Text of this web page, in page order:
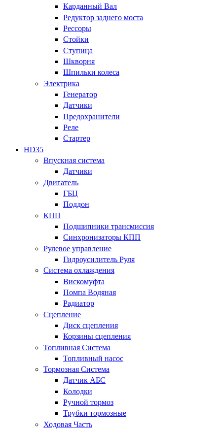
Карданный Вал
Редуктор заднего моста
Рессоры
Стойки
Ступица
Шкворня
Шпильки колеса
Электрика
Генератор
Датчики
Предохранители
Реле
Стартер
HD35
Впускная система
Датчики
Двигатель
ГБЦ
Поддон
КПП
Подшипники трансмиссия
Синхронизаторы КПП
Рулевое управление
Гидроусилитель Руля
Система охлаждения
Вискомуфта
Помпа Водяная
Радиатор
Сцепление
Диск сцепления
Корзины сцепления
Топливная Система
Топливный насос
Тормозная Система
Датчик АБС
Колодки
Ручной тормоз
Трубки тормозные
Ходовая Часть